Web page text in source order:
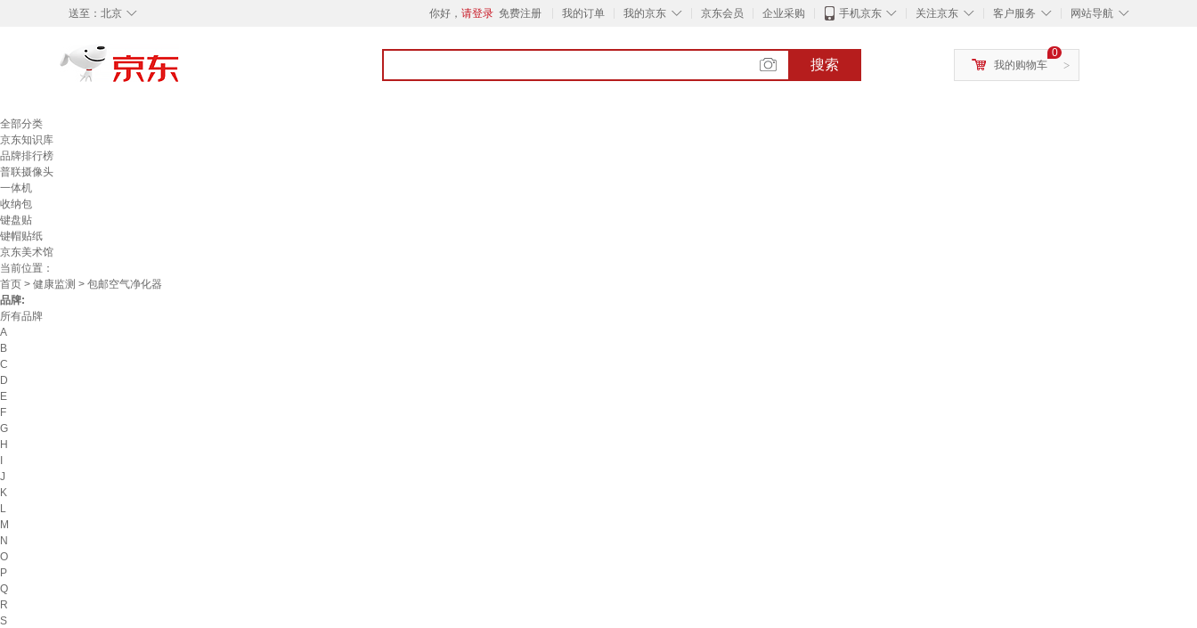
◇
送至： 北京 你好， 请登录 免费注册 我的订单 ◇
我的京东 京东会员 企业采购 ◇
手机京东 ◇
关注京东 ◇
客户服务 ◇
网站导航
搜索 >
0
我的购物车
全部分类
京东知识库
品牌排行榜
普联摄像头
一体机
收纳包
键盘贴
键帽贴纸
京东美术馆
当前位置：
首页 > 健康监测 > 包邮空气净化器
品牌:
所有品牌
A
B
C
D
E
F
G
H
J
K
L
M
N
O
P
Q
R
S